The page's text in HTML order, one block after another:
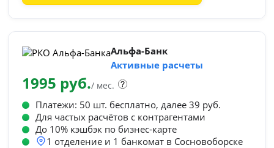
Альфа-Банк
Активные расчеты
1995 руб./ мес.
Платежи: 50 шт. бесплатно, далее 39 руб.
Для частых расчётов с контрагентами
До 10% кэшбэк по бизнес-карте
1 отделение и 1 банкомат в Сосновоборске